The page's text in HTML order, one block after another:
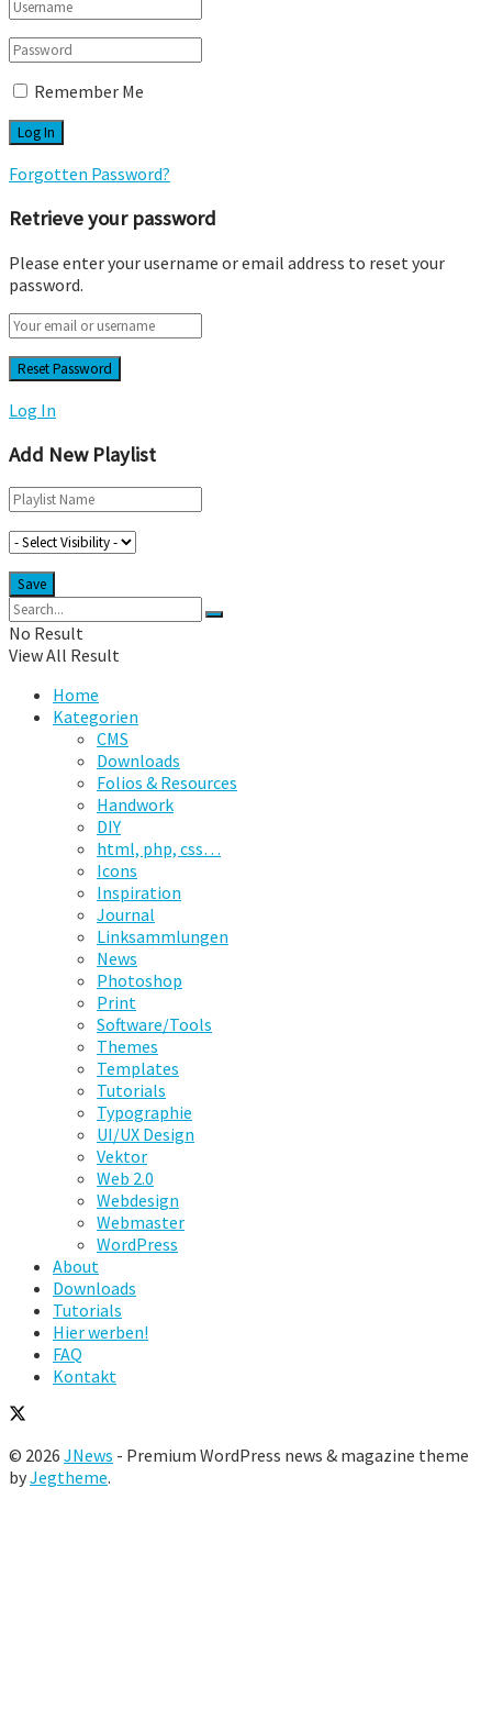
Remember Me
Forgotten Password?
Retrieve your password
Please enter your username or email address to reset your
password.
Log In
Add New Playlist
No Result
View All Result
Home
Kategorien
CMS
Downloads
Folios & Resources
Handwork
DIY
html, php, css…
Icons
Inspiration
Journal
Linksammlungen
News
Photoshop
Print
Software/Tools
Themes
Templates
Tutorials
Typographie
UI/UX Design
Vektor
Web 2.0
Webdesign
Webmaster
WordPress
About
Downloads
Tutorials
Hier werben!
FAQ
Kontakt
© 2026 JNews - Premium WordPress news & magazine theme
byJegtheme.